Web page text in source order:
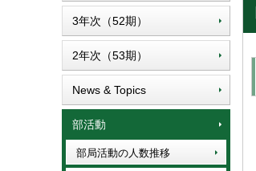
3年次（52期）
2年次（53期）
News & Topics
部活動
部局活動の人数推移